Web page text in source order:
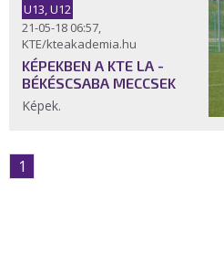
U13, U12
21-05-18 06:57,
KTE/kteakademia.hu
KÉPEKBEN A KTE LA -
BÉKÉSCSABA MECCSEK
Képek.
1